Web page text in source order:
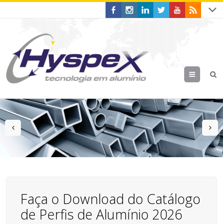
Menu
prev
Faça o Download do Catálogo
de Perfis de Alumínio 2026